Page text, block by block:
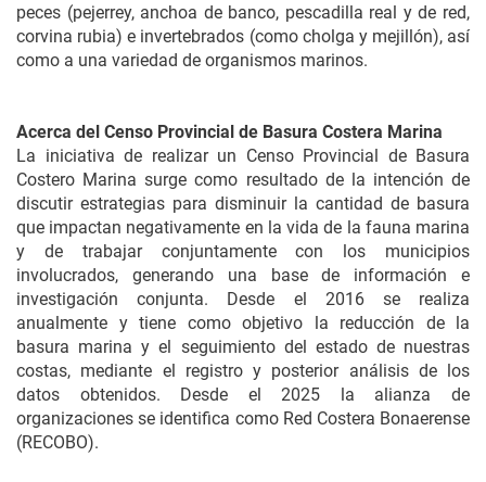
peces (pejerrey, anchoa de banco, pescadilla real y de red,
corvina rubia) e invertebrados (como cholga y mejillón), así
como a una variedad de organismos marinos.
Acerca del Censo Provincial de Basura Costera Marina
La iniciativa de realizar un Censo Provincial de Basura
Costero Marina surge como resultado de la intención de
discutir estrategias para disminuir la cantidad de basura
que impactan negativamente en la vida de la fauna marina
y de trabajar conjuntamente con los municipios
involucrados, generando una base de información e
investigación conjunta. Desde el 2016 se realiza
anualmente y tiene como objetivo la reducción de la
basura marina y el seguimiento del estado de nuestras
costas, mediante el registro y posterior análisis de los
datos obtenidos. Desde el 2025 la alianza de
organizaciones se identifica como Red Costera Bonaerense
(RECOBO).